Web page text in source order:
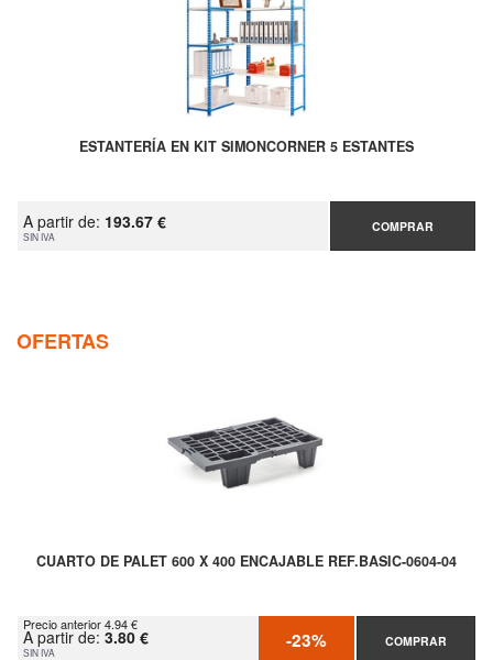
ESTANTERÍA EN KIT SIMONCORNER 5 ESTANTES
A partir de: 193.67 €
SIN IVA
COMPRAR
OFERTAS
CUARTO DE PALET 600 X 400 ENCAJABLE REF.BASIC-0604-04
Precio anterior 4.94 €
A partir de: 3.80 €
SIN IVA -23% COMPRAR